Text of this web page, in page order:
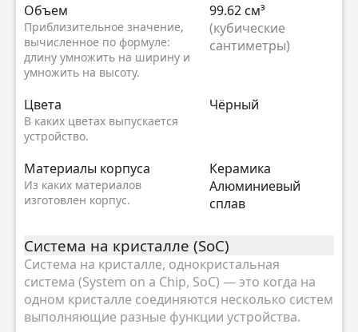
Объем
Приблизительное значение,
вычисленное по формуле:
длину умножить на ширину и
умножить на высоту.
99.62 см³
(кубические
сантиметры)
Цвета
В каких цветах выпускается
устройство.
Чёрный
Материалы корпуса
Из каких материалов
изготовлен корпус.
Керамика
Алюминиевый
сплав
Система на кристалле (SoC)
Система на кристалле, однокристальная
система (System on a Chip, SoC) — это когда на
одном кристалле соединяются несколько систем
выполняющие разные функции устройства.